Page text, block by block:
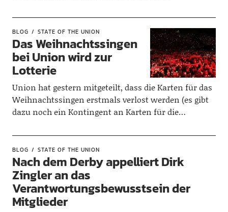
BLOG STATE OF THE UNION
Das Weihnachtssingen
bei Union wird zur
Lotterie
Union hat gestern mitgeteilt, dass die Karten für das
Weihnachtssingen erstmals verlost werden (es gibt
dazu noch ein Kontingent an Karten für die…
BLOG STATE OF THE UNION
Nach dem Derby appelliert Dirk
Zingler an das
Verantwortungsbewusstsein der
Mitglieder